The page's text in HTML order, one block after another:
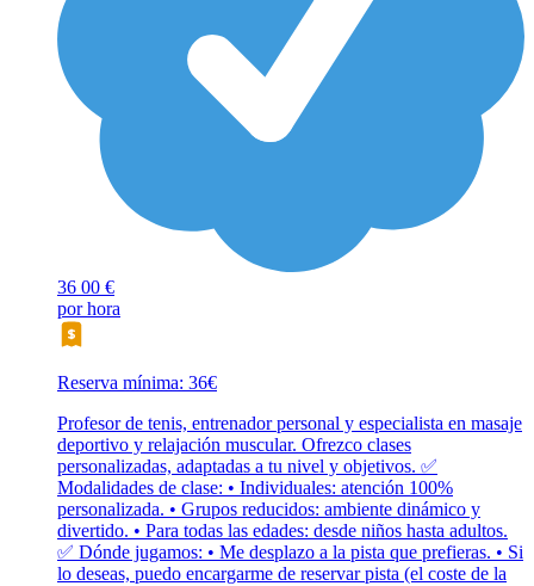
36 00 €
por hora
Reserva mínima: 36€
Profesor de tenis, entrenador personal y especialista en masaje
deportivo y relajación muscular. Ofrezco clases
personalizadas, adaptadas a tu nivel y objetivos. ✅
Modalidades de clase: • Individuales: atención 100%
personalizada. • Grupos reducidos: ambiente dinámico y
divertido. • Para todas las edades: desde niños hasta adultos.
✅ Dónde jugamos: • Me desplazo a la pista que prefieras. • Si
lo deseas, puedo encargarme de reservar pista (el coste de la